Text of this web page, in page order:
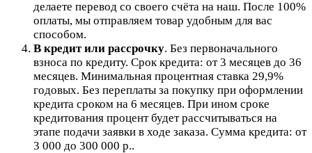
делаете перевод со своего счёта на наш. После 100%
оплаты, мы отправляем товар удобным для вас
способом.
В кредит или рассрочку. Без первоначального
взноса по кредиту. Срок кредита: от 3 месяцев до 36
месяцев. Минимальная процентная ставка 29,9%
годовых. Без переплаты за покупку при оформлении
кредита сроком на 6 месяцев. При ином сроке
кредитования процент будет рассчитываться на
этапе подачи заявки в ходе заказа. Сумма кредита: от
3 000 до 300 000 р..